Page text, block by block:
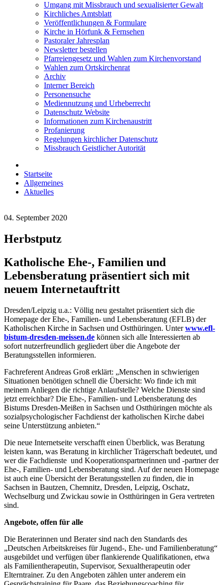
Umgang mit Missbrauch und sexualisierter Gewalt
Kirchliches Amtsblatt
Veröffentlichungen & Formulare
Kirche in Hörfunk & Fernsehen
Pastoraler Jahresplan
Newsletter bestellen
Pfarreiengesetz und Wahlen zum Kirchenvorstand
Wahlen zum Ortskirchenrat
Archiv
Interner Bereich
Personensuche
Mediennutzung und Urheberrecht
Datenschutz Website
Informationen zum Kirchenaustritt
Profanierung
Regelungen kirchlicher Datenschutz
Missbrauch Geistlicher Autorität
Startseite
Allgemeines
Aktuelles
04. September 2020
Herbstputz
Katholische Ehe-, Familien und
Lebensberatung präsentiert sich mit
neuem Internetauftritt
Dresden/Leipzig u.a.: Völlig neu gestaltet präsentiert sich die
Homepage der Ehe-, Familien- und Lebensberatung (EFLB) der
Katholischen Kirche in Sachsen und Ostthüringen. Unterwww.efl-
bistum-dresden-meissen.de können sich alle Interessierten ab
sofort nutzerfreundlich gegliedert über die Angebote der
Beratungsstellen informieren.
Fachreferent Andreas Groß erklärt: „Menschen in schwierigen
Situationen benötigen schnell die Übersicht: Wo finde ich mit
meinem Anliegen die richtige Anlaufstelle? Welche Dienste sind
jetzt erreichbar? Die Ehe-, Familien- und Lebensberatung des
Bistums Dresden-Meißen in Sachsen und Ostthüringen möchte als
sozialpsychologischer Fachdienst der katholischen Kirche dabei
seine Unterstützung anbieten.“
Die neue Internetseite verschafft einen Überblick, was Beratung
leisten kann, was Beratung in kirchlicher Trägerschaft bedeutet, und
wer die Fachdienste und Kooperationspartnerinnen und -partner der
Ehe-, Familien- und Lebensberatung sind. Auf der neuen Homepage
ist auch eine Übersicht der Beratungsstellen zu finden, die in
Sachsen in Bautzen, Chemnitz, Dresden, Leipzig, Oschatz,
Wechselburg und Zwickau sowie in Ostthüringen in Gera vertreten
sind.
Angebote, offen für alle
Die Beraterinnen und Berater sind nach den Standards des
„Deutschen Arbeitskreises für Jugend-, Ehe- und Familienberatung“
ausgebildet und verfügen über flankierende Qualifikationen, etwa
als Familientherapeutin, Supervisor, Sexualtherapeutin oder
Elterntrainer. Zu den Angeboten zählen unter anderem ein